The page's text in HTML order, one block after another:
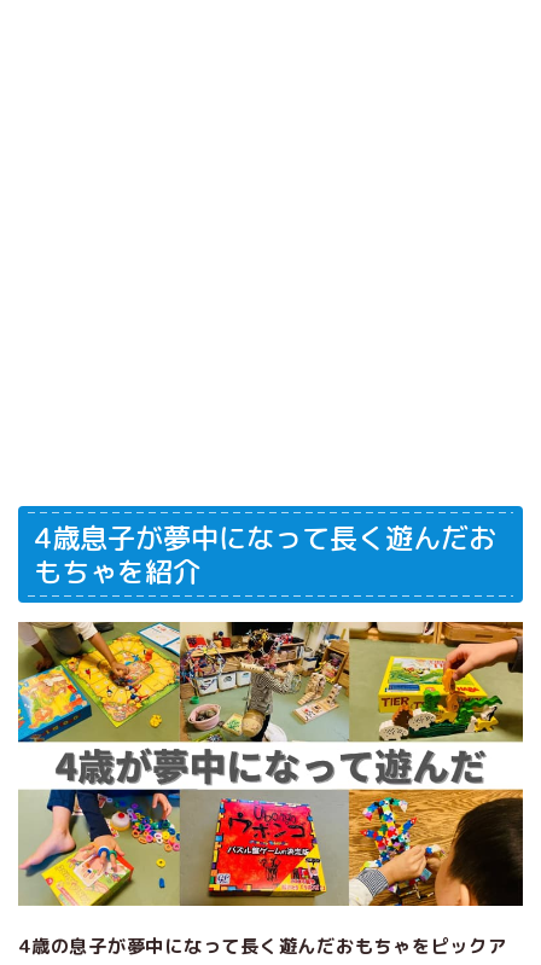
4歳息子が夢中になって長く遊んだお
もちゃを紹介
4歳の息子が夢中になって長く遊んだおもちゃをピックア